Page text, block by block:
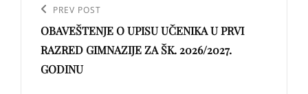
чланка
Previous
Post
PREV POST
OBAVEŠTENJE O UPISU UČENIKA U PRVI
RAZRED GIMNAZIJE ZA ŠK. 2026/2027.
GODINU